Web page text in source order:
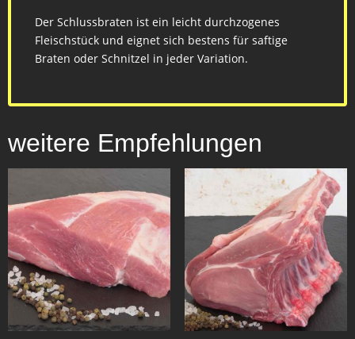
Der Schlussbraten ist ein leicht durchzogenes
Fleischstück und eignet sich bestens für saftige
Braten oder Schnitzel in jeder Variation.
weitere Empfehlungen